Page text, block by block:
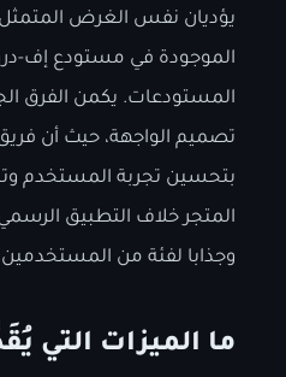
يؤديان نفس الغرض المتمثل
الموجودة في مستودع إف-
المستودعات. يكمن الفرق
بتحسين تجربة المستخدم
المتجر خلاف التطبيق
وجذابا لفئة من
ما الميزات التي